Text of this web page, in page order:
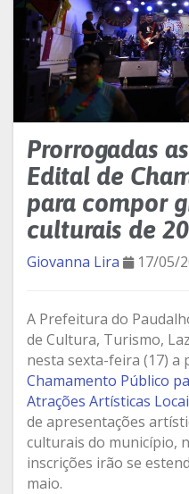
Prorrogadas
Edital de
para compor
culturais de
Giovanna Lira 17/05/
A Prefeitura do
de Cultura, Turismo,
nesta sexta-feira (17) a
Chamamento Público
Atrações Artísticas
de apresentações
culturais do município,
inscrições irão se
maio.